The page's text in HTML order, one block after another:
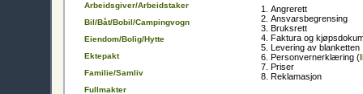
Arbeidsgiver/Arbeidstaker
Bil/Båt/Bobil/Campingvogn
Eiendom/Bolig/Hytte
Ektepakt
Familie/Samliv
Fullmakter
Angrerett
Ansvarsbegrensing
Bruksrett
Faktura og
Levering av blanketten
Personvernerklæring (
Priser
Reklamasjon